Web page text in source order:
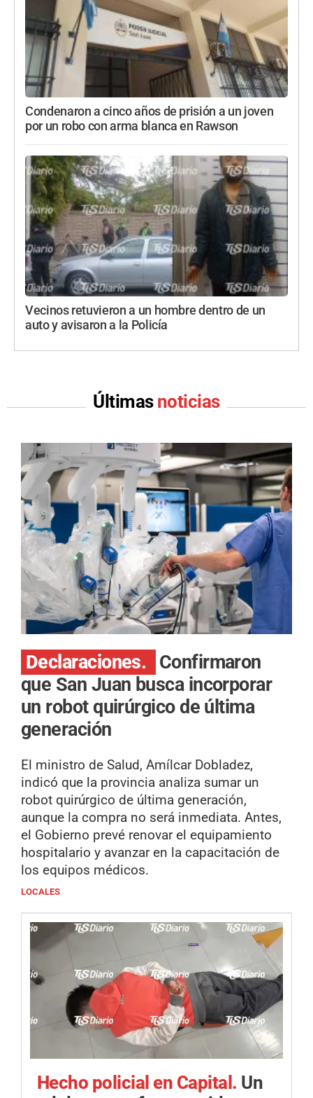
Condenaron a cinco años de prisión a un joven
por un robo con arma blanca en Rawson
Vecinos retuvieron a un hombre dentro de un
auto y avisaron a la Policía
Últimas noticias
Declaraciones.
Confirmaron
que San Juan busca incorporar
un robot quirúrgico de última
generación
El ministro de Salud, Amílcar Dobladez,
indicó que la provincia analiza sumar un
robot quirúrgico de última generación,
aunque la compra no será inmediata. Antes,
el Gobierno prevé renovar el equipamiento
hospitalario y avanzar en la capacitación de
los equipos médicos.
LOCALES
Hecho policial en Capital. Un